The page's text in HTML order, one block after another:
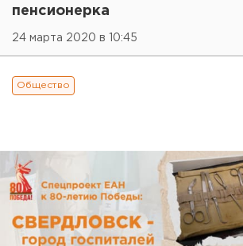
пенсионерка
24 марта 2020 в 10:45
Общество